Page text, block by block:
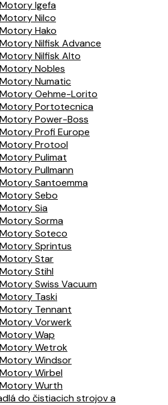
Motory Igefa
Motory Nilco
Motory Hako
Motory Nilfisk Advance
Motory Nilfisk Alto
Motory Nobles
Motory Numatic
Motory Oehme-Lorito
Motory Portotecnica
Motory Power-Boss
Motory Profi Europe
Motory Protool
Motory Pulimat
Motory Pullmann
Motory Santoemma
Motory Sebo
Motory Sia
Motory Sorma
Motory Soteco
Motory Sprintus
Motory Star
Motory Stihl
Motory Swiss Vacuum
Motory Taski
Motory Tennant
Motory Vorwerk
Motory Wap
Motory Wetrok
Motory Windsor
Motory Wirbel
Motory Wurth
do čistiacich strojov a